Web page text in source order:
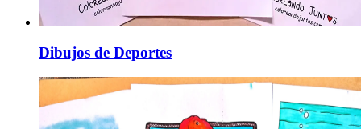
Dibujos de Deportes